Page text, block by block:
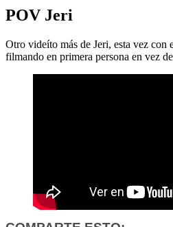
POV Jeri
Otro videíto más de Jeri, esta vez con
filmando en primera persona en vez